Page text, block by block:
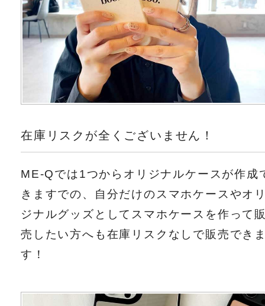
在庫リスクが全くございません！
ME-Qでは1つからオリジナルケースが作成
きますでの、自分だけのスマホケースやオ
ジナルグッズとしてスマホケースを作って
売したい方へも在庫リスクなしで販売でき
す！